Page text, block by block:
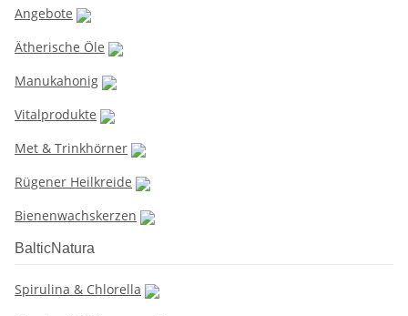
Angebote
Ätherische Öle
Manukahonig
Vitalprodukte
Met & Trinkhörner
Rügener Heilkreide
Bienenwachskerzen
BalticNatura
Spirulina & Chlorella